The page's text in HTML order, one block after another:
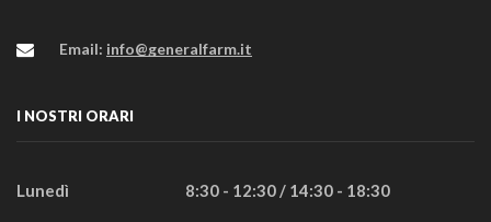
Email: info@generalfarm.it
I NOSTRI ORARI
Lunedì 8:30 - 12:30 / 14:30 - 18:30